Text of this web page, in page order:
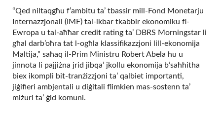
“Qed niltaqgħu f’ambitu ta’ tbassir mill-Fond Monetarju
Internazzjonali (IMF) tal-ikbar tkabbir ekonomiku fl-
Ewropa u tal-aħħar credit rating ta’ DBRS Morningstar li
għal darb’oħra tat l-ogħla klassifikazzjoni lill-ekonomija
Maltija,” saħaq il-Prim Ministru Robert Abela hu u
jinnota li pajjiżna jrid jibqa’ jkollu ekonomija b’saħħitha
biex ikompli bit-tranżizzjoni ta’ qalbiet importanti,
jiġifieri ambjentali u diġitali flimkien mas-sostenn ta’
miżuri ta’ ġid komuni.